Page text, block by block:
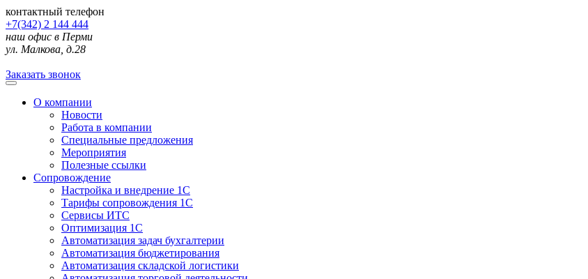
контактный телефон
+7(342) 2 144 444
наш офис в Перми
ул. Малкова, д.28
Заказать звонок
О компании
Новости
Работа в компании
Специальные предложения
Мероприятия
Полезные ссылки
Сопровождение
Настройка и внедрение 1С
Тарифы сопровождения 1С
Сервисы ИТС
Оптимизация 1С
Автоматизация задач бухгалтерии
Автоматизация бюджетирования
Автоматизация складской логистики